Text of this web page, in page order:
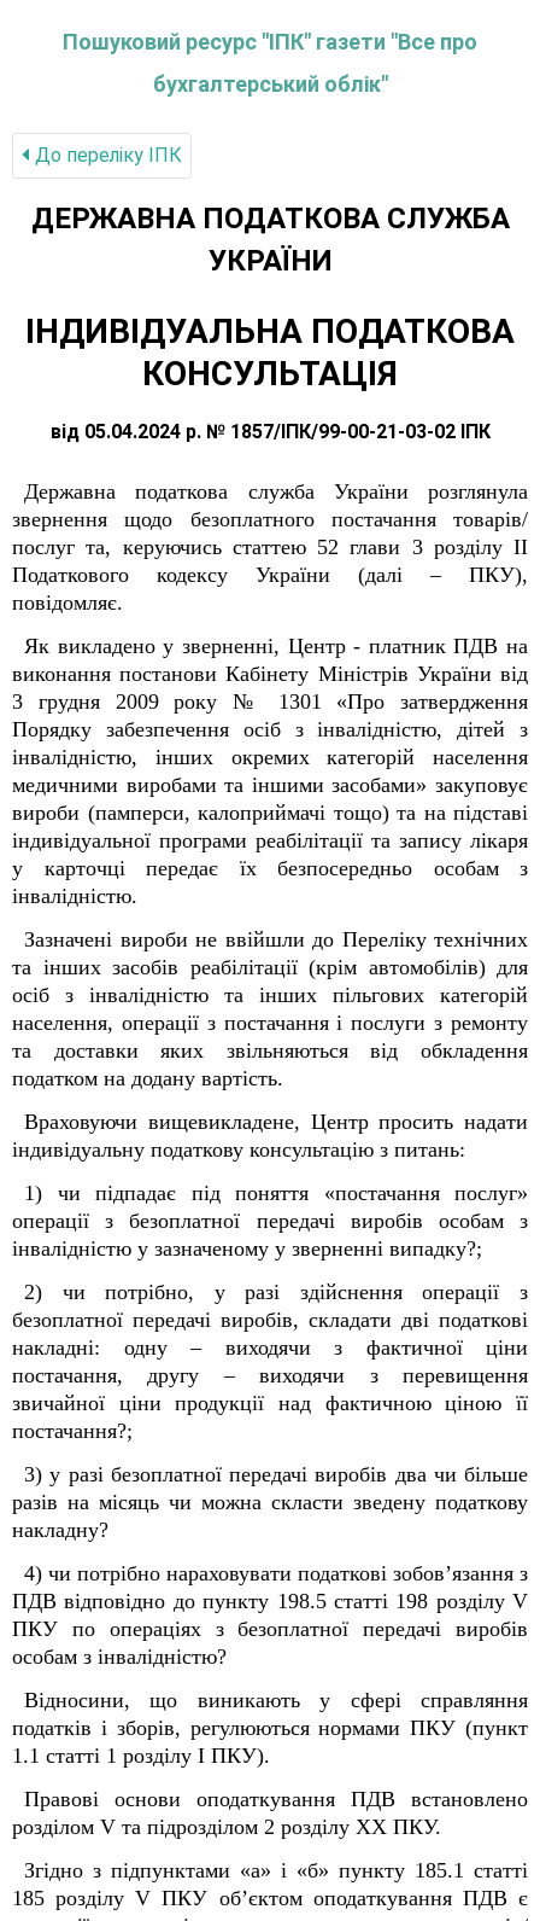
Пошуковий ресурс "ІПК" газети "Все про
бухгалтерський облік"
До переліку IПК
ДЕРЖАВНА ПОДАТКОВА СЛУЖБА
УКРАЇНИ
ІНДИВІДУАЛЬНА ПОДАТКОВА
КОНСУЛЬТАЦІЯ
від 05.04.2024 р. № 1857/ІПК/99-00-21-03-02 ІПК
Державна податкова служба України розглянула
звернення щодо безоплатного постачання товарів/
послуг та, керуючись статтею 52 глави 3 розділу ІІ
Податкового кодексу України (далі – ПКУ),
повідомляє.
Як викладено у зверненні, Центр - платник ПДВ на
виконання постанови Кабінету Міністрів України від
3 грудня 2009 року № 1301 «Про затвердження
Порядку забезпечення осіб з інвалідністю, дітей з
інвалідністю, інших окремих категорій населення
медичними виробами та іншими засобами» закуповує
вироби (памперси, калоприймачі тощо) та на підставі
індивідуальної програми реабілітації та запису лікаря
у карточці передає їх безпосередньо особам з
інвалідністю.
Зазначені вироби не ввійшли до Переліку технічних
та інших засобів реабілітації (крім автомобілів) для
осіб з інвалідністю та інших пільгових категорій
населення, операції з постачання і послуги з ремонту
та доставки яких звільняються від обкладення
податком на додану вартість.
Враховуючи вищевикладене, Центр просить надати
індивідуальну податкову консультацію з питань:
1) чи підпадає під поняття «постачання послуг»
операції з безоплатної передачі виробів особам з
інвалідністю у зазначеному у зверненні випадку?;
2) чи потрібно, у разі здійснення операції з
безоплатної передачі виробів, складати дві податкові
накладні: одну – виходячи з фактичної ціни
постачання, другу – виходячи з перевищення
звичайної ціни продукції над фактичною ціною її
постачання?;
3) у разі безоплатної передачі виробів два чи більше
разів на місяць чи можна скласти зведену податкову
накладну?
4) чи потрібно нараховувати податкові зобов’язання з
ПДВ відповідно до пункту 198.5 статті 198 розділу V
ПКУ по операціях з безоплатної передачі виробів
особам з інвалідністю?
Відносини, що виникають у сфері справляння
податків і зборів, регулюються нормами ПКУ (пункт
1.1 статті 1 розділу І ПКУ).
Правові основи оподаткування ПДВ встановлено
розділом V та підрозділом 2 розділу XX ПКУ.
Згідно з підпунктами «а» і «б» пункту 185.1 статті
185 розділуV ПКУ об’єктом оподаткування ПДВ є